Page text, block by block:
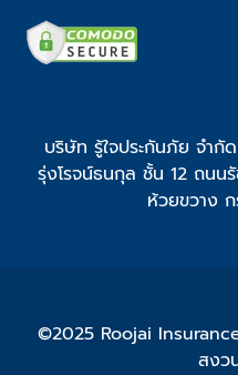
บริษัท รู้ใจประกันภัย จำกั
รุ่งโรจน์ธนกุล ชั้น 12 ถนน
ห้วยขวาง
©2025 Roojai
สงว